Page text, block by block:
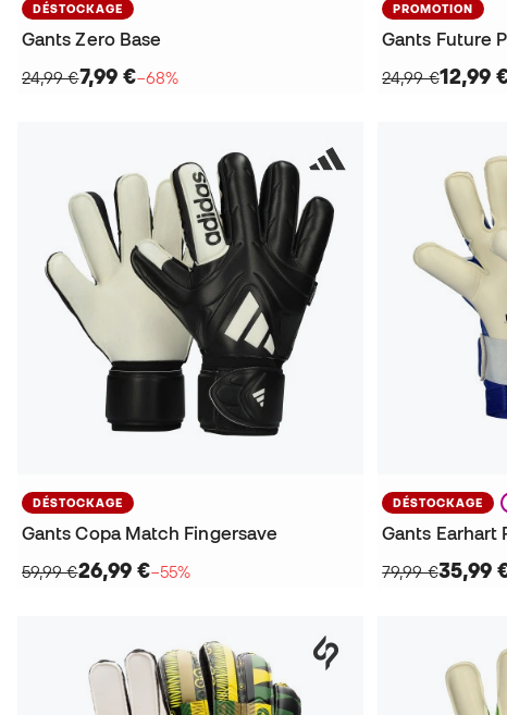
DÉSTOCKAGE
Gants Zero Base
24,99 €7,99 €−68%
PROMOTION
Gants Future
24,99 €12,99
DÉSTOCKAGE
Gants Copa Match Fingersave
59,99 €26,99 €−55%
DÉSTOCKAGE
Gants Earhart
79,99 €35,99